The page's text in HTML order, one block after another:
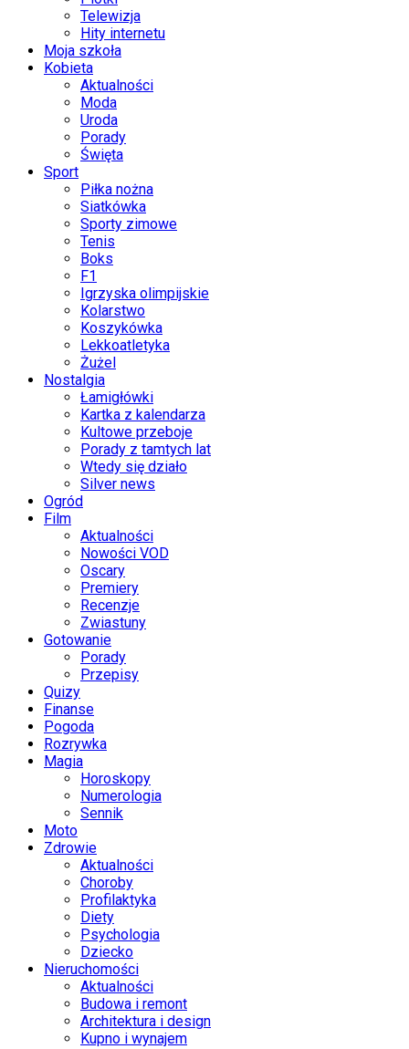
Telewizja
Hity internetu
Moja szkoła
Kobieta
Aktualności
Moda
Uroda
Porady
Święta
Sport
Piłka nożna
Siatkówka
Sporty zimowe
Tenis
Boks
F1
Igrzyska olimpijskie
Kolarstwo
Koszykówka
Lekkoatletyka
Żużel
Nostalgia
Łamigłówki
Kartka z kalendarza
Kultowe przeboje
Porady z tamtych lat
Wtedy się działo
Silver news
Ogród
Film
Aktualności
Nowości VOD
Oscary
Premiery
Recenzje
Zwiastuny
Gotowanie
Porady
Przepisy
Quizy
Finanse
Pogoda
Rozrywka
Magia
Horoskopy
Numerologia
Sennik
Moto
Zdrowie
Aktualności
Choroby
Profilaktyka
Diety
Psychologia
Dziecko
Nieruchomości
Aktualności
Budowa i remont
Architektura i design
Kupno i wynajem